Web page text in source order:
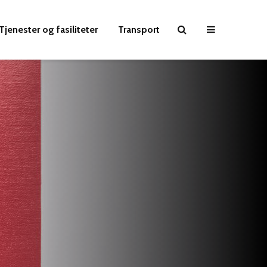
Tjenester og fasiliteter Transport
Oslo Lufthavn P10 parkering: Alt